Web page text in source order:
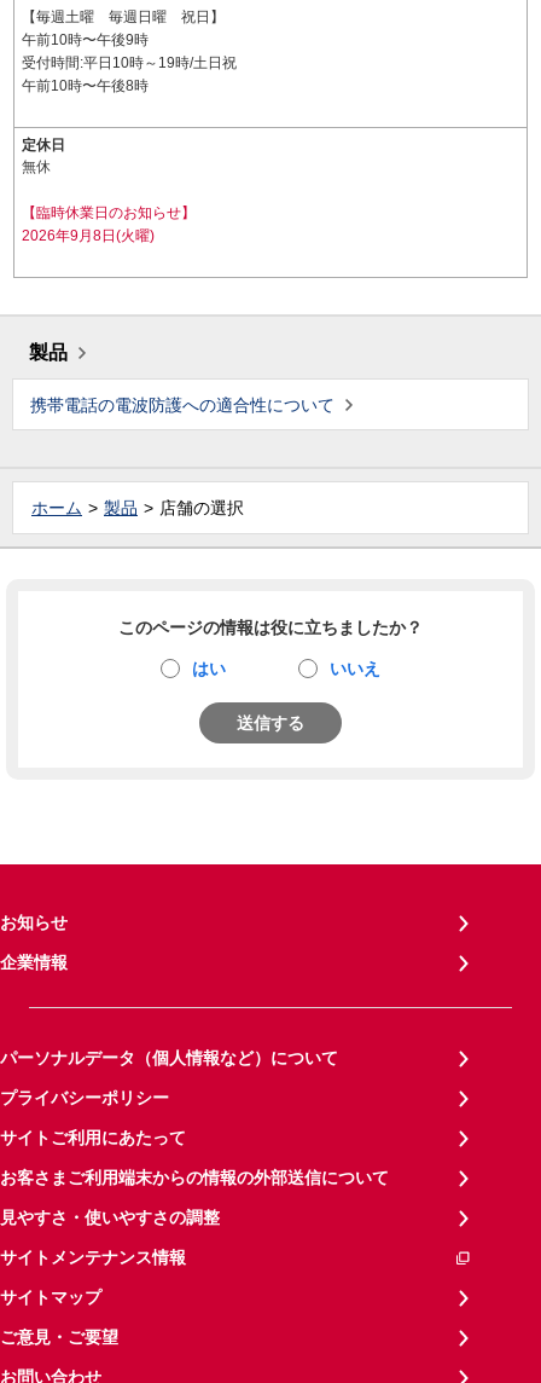
【毎週土曜 毎週日曜 祝日】
午前10時〜午後9時
受付時間:平日10時～19時/土日祝
午前10時〜午後8時
定休日
無休
【臨時休業日のお知らせ】
2026年9月8日(火曜)
製品
携帯電話の電波防護への適合性について
ホーム 製品 店舗の選択
このページの情報は役に立ちましたか？
はい いいえ
送信する
お知らせ
企業情報
パーソナルデータ（個人情報など）について
プライバシーポリシー
サイトご利用にあたって
お客さまご利用端末からの情報の外部送信について
見やすさ・使いやすさの調整
サイトメンテナンス情報
サイトマップ
ご意見・ご要望
お問い合わせ